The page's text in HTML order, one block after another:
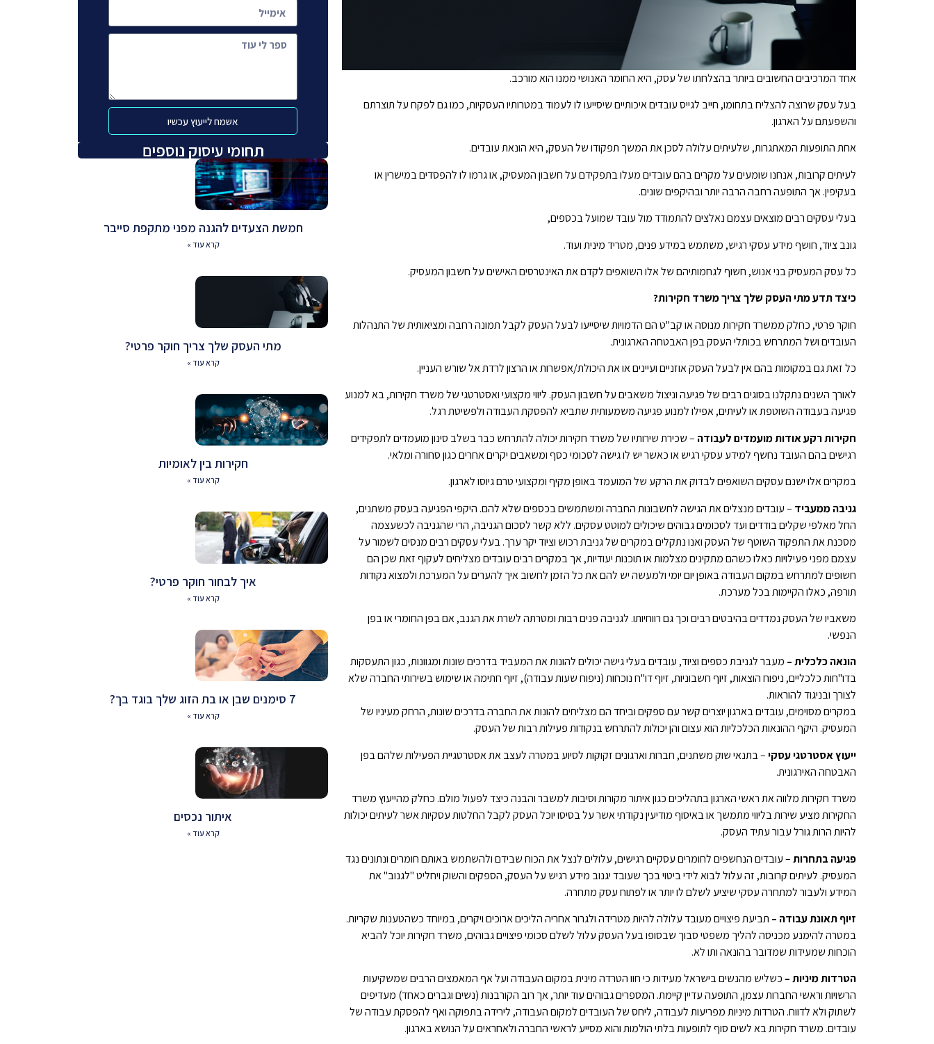
אחד המרכיבים החשובים ביותר בהצלחתו של עסק, היא החומר האנושי ממנו הוא מורכב.
בעל עסק שרוצה להצליח בתחומו, חייב לגייס עובדים איכותיים שיסייעו לו לעמוד במטרותיו העסקיות, כמו גם לפקח על תוצרתם
והשפעתם על הארגון.
אחת התופעות המאתגרות, שלעיתים עלולה לסכן את המשך תפקודו של העסק, היא הונאת עובדים.
לעיתים קרובות, אנחנו שומעים על מקרים בהם עובדים מעלו בתפקידם על חשבון המעסיק, או גרמו לו להפסדים במישרין או
בעקיפין. אך התופעה רחבה הרבה יותר ובהיקפים שונים.
בעלי עסקים רבים מוצאים עצמם נאלצים להתמודד מול עובד שמועל בכספים,
גונב ציוד, חושף מידע עסקי רגיש, משתמש במידע פנים, מטריד מינית ועוד.
כל עסק המעסיק בני אנוש, חשוף לגחמותיהם של אלו השואפים לקדם את האינטרסים האישים על חשבון המעסיק.
כיצד תדע מתי העסק שלך צריך משרד חקירות?
חוקר פרטי, כחלק ממשרד חקירות מנוסה או קב"ט הם הדמויות שיסייעו לבעל העסק לקבל תמונה רחבה ומציאותית של התנהלות
העובדים ושל המתרחש בכותלי העסק בפן האבטחה הארגונית.
כל זאת גם במקומות בהם אין לבעל העסק אוזניים ועיינים או את היכולת/אפשרות או הרצון לרדת אל שורש העניין.
לאורך השנים נתקלנו בסוגים רבים של פגיעה וניצול משאבים על חשבון העסק. ליווי מקצועי ואסטרטגי של משרד חקירות, בא למנוע
פגיעה בעבודה השוטפת או לעיתים, אפילו למנוע פגיעה משמעותית שתביא להפסקת העבודה ולפשיטת רגל.
חקירות רקע אודות מועמדים לעבודה – שכירת שירותיו של משרד חקירות יכולה להתרחש כבר בשלב סינון מועמדים לתפקידים
רגישים בהם העובד נחשף למידע עסקי רגיש או כאשר יש לו גישה לסכומי כסף ומשאבים יקרים אחרים כגון סחורה ומלאי.
במקרים אלו ישנם עסקים השואפים לבדוק את הרקע של המועמד באופן מקיף ומקצועי טרם גיוסו לארגון.
גניבה ממעביד – עובדים מנצלים את הגישה לחשבונות החברה ומשתמשים בכספים שלא להם. היקפי הפגיעה בעסק משתנים,
החל מאלפי שקלים בודדים ועד לסכומים גבוהים שיכולים למוטט עסקים. ללא קשר לסכום הגניבה, הרי שהגניבה לכשעצמה
מסכנת את התפקוד השוטף של העסק ואנו נתקלים במקרים של גניבת רכוש וציוד יקר ערך. בעלי עסקים רבים מנסים לשמור על
עצמם מפני פעילויות כאלו כשהם מתקינים מצלמות או תוכנות יעודיות, אך במקרים רבים עובדים מצליחים לעקוף זאת שכן הם
חשופים למתרחש במקום העבודה באופן יום יומי ולמעשה יש להם את כל הזמן לחשוב איך להערים על המערכת ולמצוא נקודות
תורפה, כאלו הקיימות בכל מערכת.
משאביו של העסק נמדדים בהיבטים רבים וכך גם רווחיותו. לגניבה פנים רבות ומטרתה לשרת את הגנב, אם בפן החומרי או בפן
הנפשי.
הונאה כלכלית – מעבר לגניבת כספים וציוד, עובדים בעלי גישה יכולים להונות את המעביד בדרכים שונות ומגוונות, כגון התעסקות
בדו"חות כלכליים, ניפוח הוצאות, זיוף חשבוניות, זיוף דו"ח נוכחות (ניפוח שעות עבודה), זיוף חתימה או שימוש בשירותי החברה שלא
לצורך ובניגוד להוראות.
במקרים מסוימים, עובדים בארגון יוצרים קשר עם ספקים וביחד הם מצליחים להונות את החברה בדרכים שונות, הרחק מעיניו של
המעסיק. היקף ההונאות הכלכליות הוא עצום והן יכולות להתרחש בנקודות פעילות רבות של העסק.
ייעוץ אסטרטגי עסקי– בתנאי שוק משתנים, חברות וארגונים זקוקות לסיוע במטרה לעצב את אסטרטגיית הפעילות שלהם בפן
האבטחה האירגונית.
משרד חקירות מלווה את ראשי הארגון בתהליכים כגון איתור מקורות וסיבות למשבר והבנה כיצד לפעול מולם. כחלק מהייעוץ משרד
החקירות מציע שירות בליווי מתמשך או באיסוף מודיעין נקודתי אשר על בסיסו יוכל העסק לקבל החלטות עסקיות אשר לעיתים יכולות
להיות הרות גורל עבור עתיד העסק.
פגיעה בתחרות– עובדים הנחשפים לחומרים עסקיים רגישים, עלולים לנצל את הכוח שבידם ולהשתמש באותם חומרים ונתונים נגד
המעסיק. לעיתים קרובות, זה עלול לבוא לידי ביטוי בכך שעובד יגנוב מידע רגיש על העסק, הספקים והשוק ויחליט "לגנוב" את
המידע ולעבור למתחרה עסקי שיציע לשלם לו יותר או לפתוח עסק מתחרה.
זיוף תאונת עבודה – תביעת פיצויים מעובד עלולה להיות מטרידה ולגרור אחריה הליכים ארוכים ויקרים, במיוחד כשהטענות שקריות.
במטרה להימנע מכניסה להליך משפטי סבוך שבסופו בעל העסק עלול לשלם סכומי פיצויים גבוהים, משרד חקירות יוכל להביא
הוכחות שמעידות שמדובר בהונאה ותו לא.
הטרדות מיניות– כשליש מהנשים בישראל מעידות כי חוו הטרדה מינית במקום העבודה ועל אף המאמצים הרבים שמשקיעות
הרשויות וראשי החברות עצמן, התופעה עדיין קיימת. המספרים גבוהים עוד יותר, אך רוב הקורבנות (נשים וגברים כאחד) מעדיפים
לשתוק ולא לדווח. הטרדות מיניות מפריעות לעבודה, ליחס של העובדים למקום העבודה, לירידה בתפוקה ואף להפסקת עבודה של
עובדים. משרד חקירות בא לשים סוף לתופעות בלתי הולמות והוא מסייע לראשי החברה ולאחראים על הנושא בארגון.
אשמח לייעוץ עכשיו
תחומי עיסוק נוספים
חמשת הצעדים להגנה מפני מתקפת סייבר
קרא עוד »
מתי העסק שלך צריך חוקר פרטי?
קרא עוד »
חקירות בין לאומיות
קרא עוד »
איך לבחור חוקר פרטי?
קרא עוד »
7 סימנים שבן או בת הזוג שלך בוגד בך?
קרא עוד »
איתור נכסים
קרא עוד »